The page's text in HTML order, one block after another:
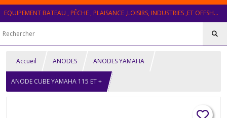
EQUIPEMENT BATEAU , PÊCHE , PLAISANCE ,LOISIRS, INDUSTRIES ,ET OFFSHORE
Accueil ANODES ANODES YAMAHA
ANODE CUBE YAMAHA 115 ET +